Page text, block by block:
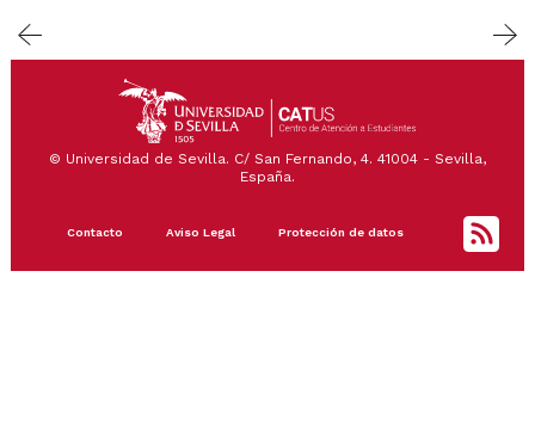
© Universidad de Sevilla. C/ San Fernando, 4. 41004 - Sevilla,
España.
Footer
menu
Contacto Aviso Legal Protección de datos